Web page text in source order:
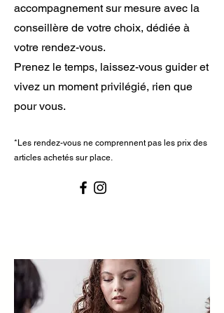
accompagnement sur mesure avec la
conseillère de votre choix, dédiée à
votre rendez-vous.
Prenez le temps, laissez-vous guider et
vivez un moment privilégié, rien que
pour vous.
*Les rendez-vous ne comprennent pas les prix des
articles achetés sur place.